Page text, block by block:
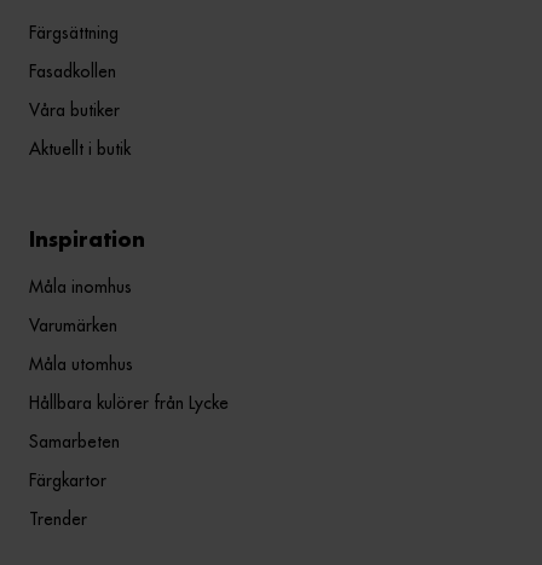
Färgsättning
Fasadkollen
Våra butiker
Aktuellt i butik
Inspiration
Måla inomhus
Varumärken
Måla utomhus
Hållbara kulörer från Lycke
Samarbeten
Färgkartor
Trender